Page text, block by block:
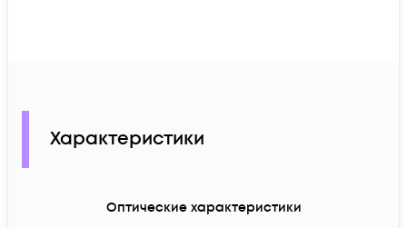
Характеристики
Оптические характеристики